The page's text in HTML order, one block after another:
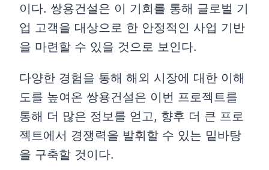
이다. 쌍용건설은 이 기회를 통해 글로벌 기
업 고객을 대상으로 한 안정적인 사업 기반
을 마련할 수 있을 것으로 보인다.
다양한 경험을 통해 해외 시장에 대한 이해
도를 높여온 쌍용건설은 이번 프로젝트를
통해 더 많은 정보를 얻고, 향후 더 큰 프로
젝트에서 경쟁력을 발휘할 수 있는 밑바탕
을 구축할 것이다.